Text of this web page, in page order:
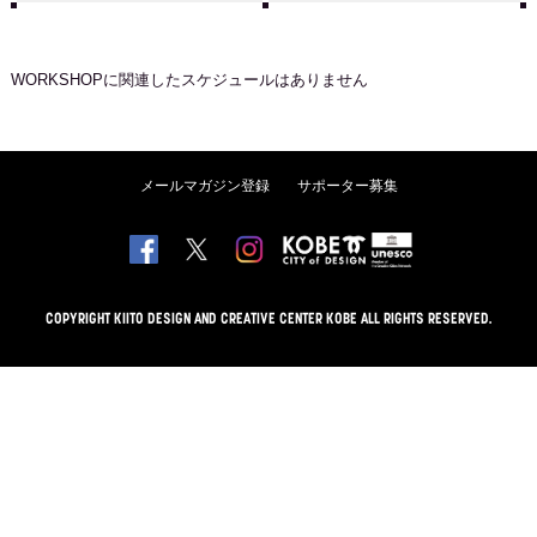
WORKSHOPに関連したスケジュールはありません
メールマガジン登録 サポーター募集
COPYRIGHT KIITO DESIGN AND CREATIVE CENTER KOBE ALL RIGHTS RESERVED.